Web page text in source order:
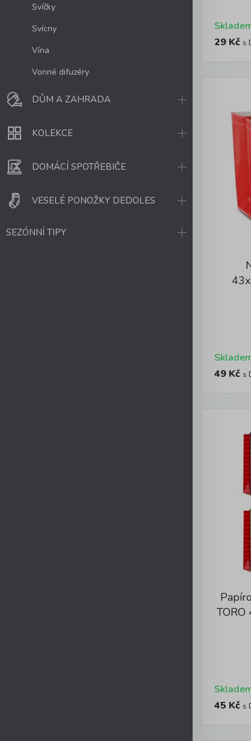
Svíčky
Svícny
Vína
Vonné difuzéry
DŮM A ZAHRADA
KOLEKCE
DOMÁCÍ SPOTŘEBIČE
VESELÉ PONOŽKY DEDOLES
SEZÓNNÍ TIPY
29 Kč s
49 Kč s
45 Kč s